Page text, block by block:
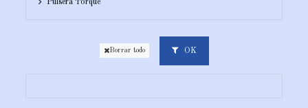
Pulsera Torque
Borrar todo OK